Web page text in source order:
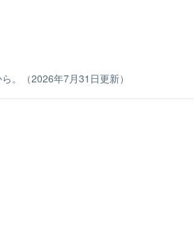
。（2026年7月31日更新）